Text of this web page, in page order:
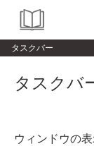
タスクバー
タスクバ
ウィンドウの